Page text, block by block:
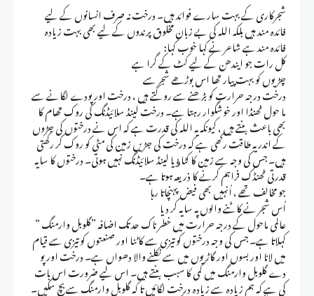
شجرکاری کے بہت سارے فوائد ہیں۔ درخت نہ صرف انسانوں کے لیے
فائدہ مند ہیں بلکہ اللہ کی بے زبان مخلوق پرندوں کے لیے بھی بہت زیادہ
فائدہ مند ہے شاعر نے کہا خوب کہا:
کل رات جو ایندھن کے لیے کٹ کے گرا ہے
چڑیوں کو بہت پیار تھا اس بوڑھے شجر سے
درخت درجہ حرارت کو بڑھنے سے روکتے ہیں ، درخت اور پودے لگانے سے
ما حول ٹھنڈا اور خوشگوار رہتا ہے۔ درخت لینڈ سلائیڈنگ کی روک تھام کا
بھی باعث بنتے ہیں ، کیونکہ یہ اللہ کی قدرت ہے کہ اس نے درختوں کی جڑوں
کے اندر یہ طاقت رکھی ہے کہ درخت کی جڑیں زمین کی مٹی کو روک کر رکھتی
ہیں۔ جس کی وجہ سے زمین کا کٹاﺅ یا لینڈ سلائیڈنگ نہیں ہوتی۔ درختوں کا سایہ
قدرتی ٹھنڈک فراہم کرنے کا ذریعہ ہوتا ہے۔
جو مخالف تھے ، اُنہیں بھی فیض پہنچاتا رہا
اُس شجر نے کاٹنے والوں پہ سایہ کر دیا
عالمی ماحول کے درجہ حرارت میں خطر ناک حد تک اضافہ ”گلوبل وارمنگ “
کہلاتا ہے۔ جس کی وجہ درختوں کو تیزی سے کاٹنا اور صنعتوں کو تیزی سے قیام
میں لانا اور بسوں اور گاڑیوں میں سے نکلنے والا دھواں ہے۔ درخت اور پو
دے گلوبل وارمنگ میں کمی کا سبب بنتے ہیں۔ اس لیے ضرورت اس بات
کی ہے کہ ہم زیادہ سے زیادہ درخت لگائیں تا کہ گلوبل وارمنگ سے بچ سکیں۔